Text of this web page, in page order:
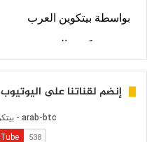
إنضم لقناتنا على اليوتيوب